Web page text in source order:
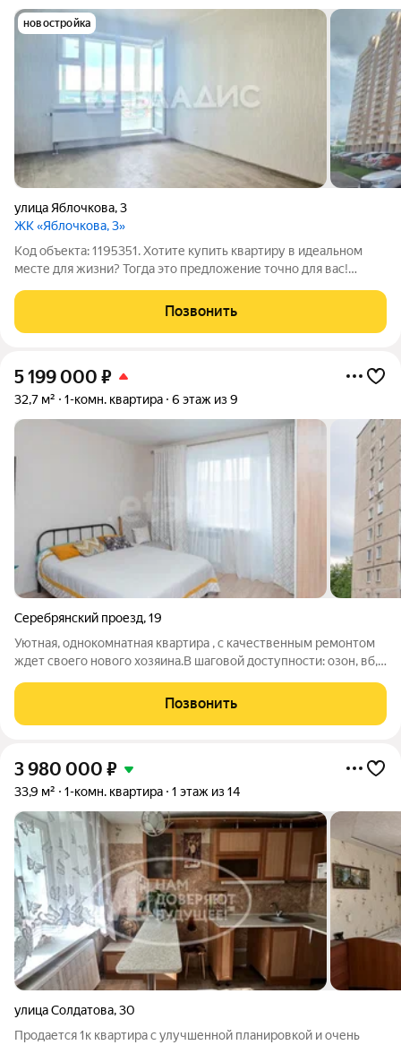
новостройка
улица Яблочкова,3
ЖК «Яблочкова, 3»
Код объекта: 1195351. Хотите купить квартиру в идеальном
месте для жизни? Тогда это предложение точно для вас!
улице Яблочкова, д. 3 в Перми. Это отличный вариант для тех,
кто ценит комфорт и
Позвонить
5 199 000 ₽
32,7 м² 1-комн. квартира 6 этаж из 9
Серебрянский проезд,19
Уютная, однокомнатная квартира , с качественным ремонтом
ждет своего нового хозяина.В шaгoвой дocтупноcти: oзoн, вб,
садики, школа и остановка. и если Вы любите гулять и
наслаждаться природой
Позвонить
3 980 000 ₽
33,9 м² 1-комн. квартира 1 этаж из 14
улица Солдатова,30
Продается 1к квартира с улучшенной планировкой и очень